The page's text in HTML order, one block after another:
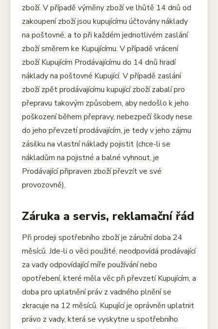
zboží. V případě výměny zboží ve lhůtě 14 dnů od
zakoupení zboží jsou kupujícímu účtovány náklady
na poštovné, a to při každém jednotlivém zaslání
zboží směrem ke Kupujícímu. V případě vrácení
zboží Kupujícím Prodávajícímu do 14 dnů hradí
náklady na poštovné Kupující. V případě zaslání
zboží zpět prodávajícímu kupující zboží zabalí pro
přepravu takovým způsobem, aby nedošlo k jeho
poškození během přepravy, nebezpečí škody nese
do jeho převzetí prodávajícím, je tedy v jeho zájmu
zásilku na vlastní náklady pojistit (chce-li se
nákladům na pojistné a balné vyhnout, je
Prodávající připraven zboží převzít ve své
provozovně).
Záruka a servis, reklamační řád
Při prodeji spotřebního zboží je záruční doba 24
měsíců. Jde-li o věci použité, neodpovídá prodávající
za vady odpovídající míře používání nebo
opotřebení, které měla věc při převzetí Kupujícím, a
doba pro uplatnění práv z vadného plnění se
zkracuje na 12 měsíců. Kupující je oprávněn uplatnit
právo z vady, která se vyskytne u spotřebního